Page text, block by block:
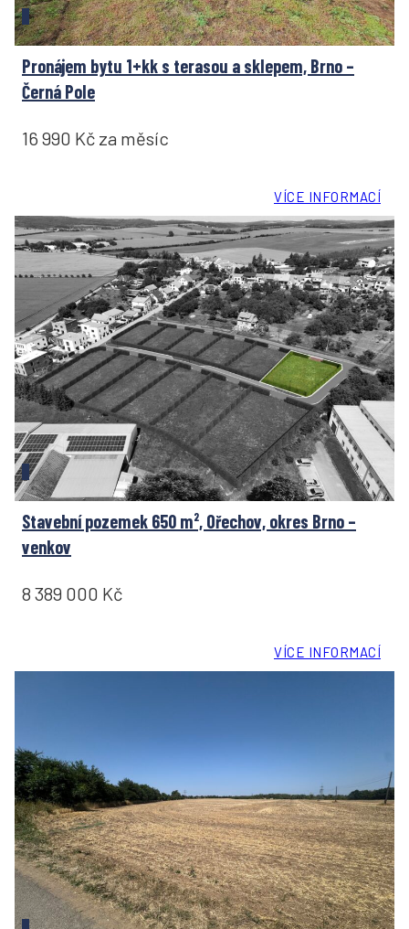
Pronájem bytu 1+kk s terasou a sklepem, Brno –
Černá Pole
16 990 Kč za měsíc
VÍCE INFORMACÍ
Stavební pozemek 650 m², Ořechov, okres Brno –
venkov
8 389 000 Kč
VÍCE INFORMACÍ